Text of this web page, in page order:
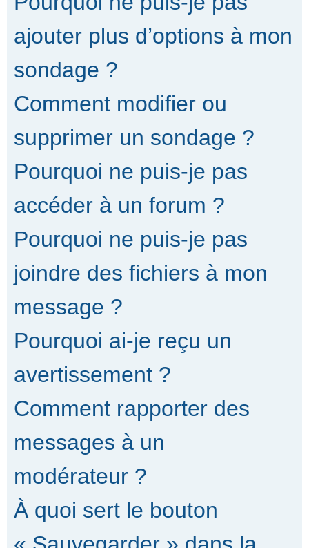
ajouter plus d’options à mon
sondage ?
Comment modifier ou
supprimer un sondage ?
Pourquoi ne puis-je pas
accéder à un forum ?
Pourquoi ne puis-je pas
joindre des fichiers à mon
message ?
Pourquoi ai-je reçu un
avertissement ?
Comment rapporter des
messages à un
modérateur ?
À quoi sert le bouton